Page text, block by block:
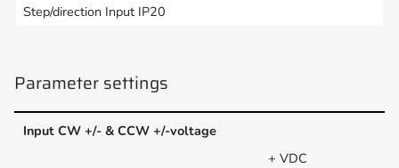
Parameter settings
Input CW +/- & CCW +/-voltage
+ VDC